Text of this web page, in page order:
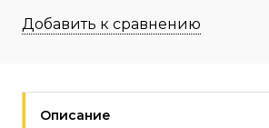
Добавить к сравнению
Описание